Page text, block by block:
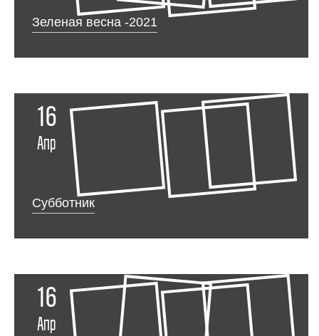
Зеленая весна -2021
16
Апр
Субботник
16
Апр